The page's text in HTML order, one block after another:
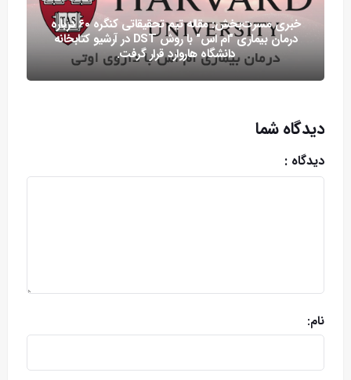
خبری مسرت‌بخش: مقاله تیم تحقیقاتی کنگره ۶۰ درباره
درمان بیماری "ام اس" با روش DST در آرشیو کتابخانه
دانشگاه هاروارد قرار گرفت.
دیدگاه شما
دیدگاه :
نام: